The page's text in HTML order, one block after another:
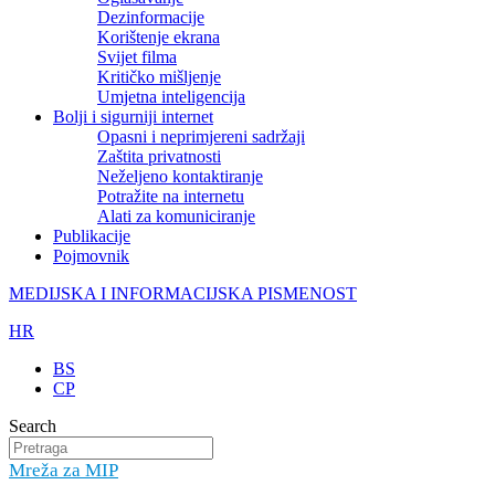
Dezinformacije
Korištenje ekrana
Svijet filma
Kritičko mišljenje
Umjetna inteligencija
Bolji i sigurniji internet
Opasni i neprimjereni sadržaji
Zaštita privatnosti
Neželjeno kontaktiranje
Potražite na internetu
Alati za komuniciranje
Publikacije
Pojmovnik
MEDIJSKA I INFORMACIJSKA PISMENOST
HR
BS
CP
Search
Mreža za MIP